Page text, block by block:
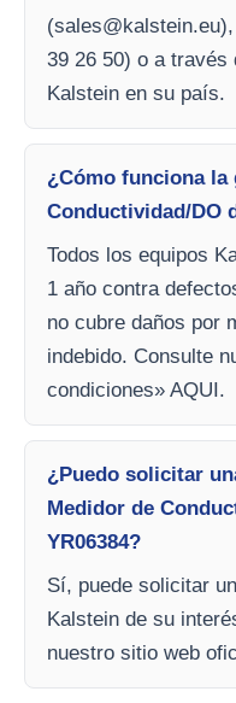
(sales@kalstein.eu
39 26 50) o a
Kalstein en su país.
¿Cómo funciona la
Conductividad/DO
Todos los equipos
1 año contra
no cubre daños por
indebido. Consulte
condiciones» AQUI.
¿Puedo solicitar
Medidor de
YR06384?
Sí, puede solicitar
Kalstein de su
nuestro sitio web